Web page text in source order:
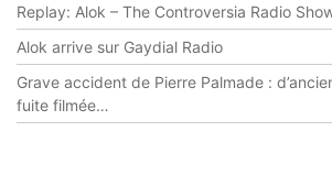
Replay: Alok – The Controversia Radio
Alok arrive sur Gaydial Radio
Grave accident de Pierre Palmade :
fuite filmée…